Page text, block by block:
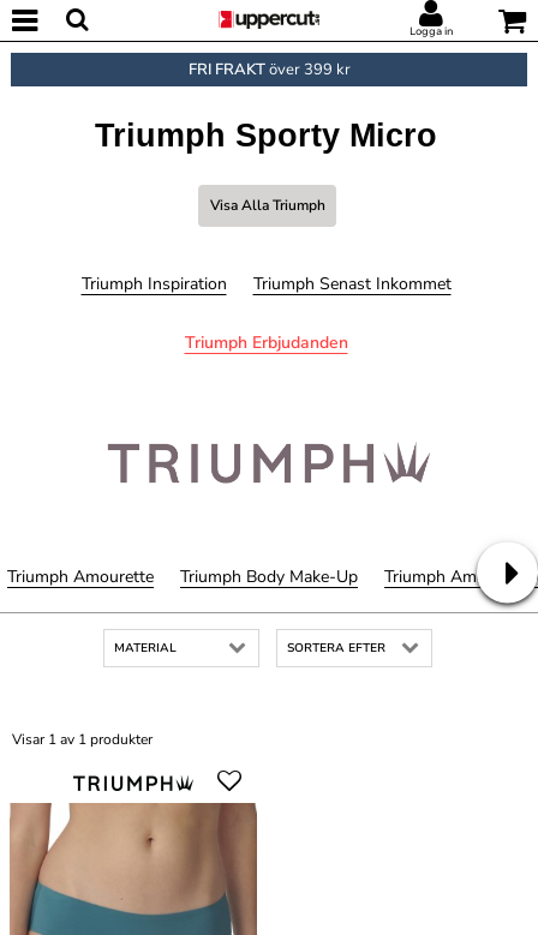
Logga in
FRI FRAKTöver 399 kr
Triumph Sporty Micro
Visa Alla Triumph
Triumph Inspiration Triumph Senast Inkommet
Triumph Erbjudanden
Triumph Amourette Triumph Body Make-Up Triumph Amourette
MATERIAL SORTERA EFTER
Visar 1 av 1 produkter